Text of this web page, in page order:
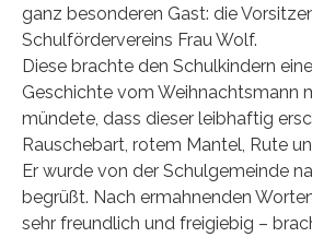
ganz besonderen Gast: die
Schulfördervereins Frau Wolf.
Diese brachte den Schulkindern
Geschichte vom Weihnachtsmann
mündete, dass dieser leibhaftig
Rauschebart, rotem Mantel, Rute
Er wurde von der Schulgemeinde
begrüßt. Nach ermahnenden
sehr freundlich und freigiebig –